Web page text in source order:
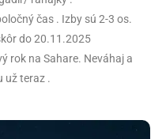
čas . Izby sú 2-3 os.
do 20.11.2025
rok na Sahare. Neváhaj a
už teraz .